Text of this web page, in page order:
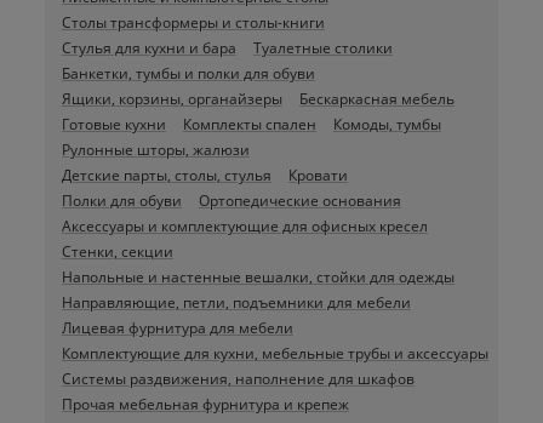
Столы трансформеры и столы-книги
Стулья для кухни и бара
Туалетные столики
Банкетки, тумбы и полки для обуви
Ящики, корзины, органайзеры
Бескаркасная мебель
Готовые кухни
Комплекты спален
Комоды, тумбы
Рулонные шторы, жалюзи
Детские парты, столы, стулья
Кровати
Полки для обуви
Ортопедические основания
Аксессуары и комплектующие для офисных кресел
Стенки, секции
Напольные и настенные вешалки, стойки для одежды
Направляющие, петли, подъемники для мебели
Лицевая фурнитура для мебели
Комплектующие для кухни, мебельные трубы и аксессуары
Системы раздвижения, наполнение для шкафов
Прочая мебельная фурнитура и крепеж